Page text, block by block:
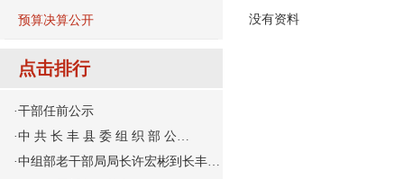
预算决算公开
点击排行
·干部任前公示
·中 共 长 丰 县 委 组 织 部 公…
·中组部老干部局局长许宏彬到长丰…
没有资料